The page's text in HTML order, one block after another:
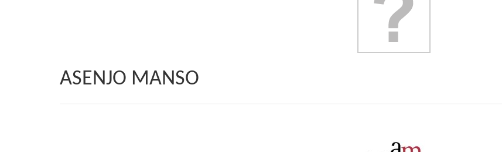
ASENJO MANSO